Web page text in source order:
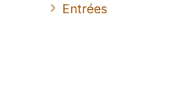
Entrées